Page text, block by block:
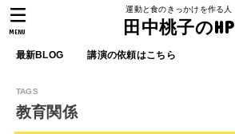
運動と食のきっかけを作る人
田中桃子のHP
最新BLOG 講演の依頼はこちら
MENU
教育関係